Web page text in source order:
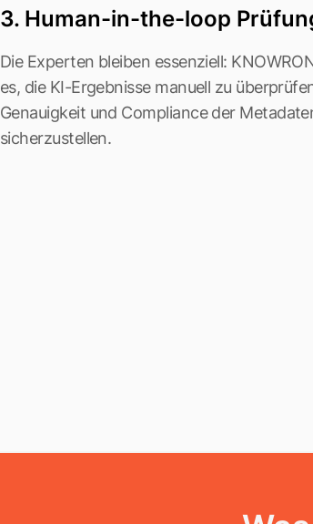
3. Human-in-the-loop
Die Experten bleiben essenziell:
es, die KI-Ergebnisse manuell zu
Genauigkeit und Compliance der
sicherzustellen.